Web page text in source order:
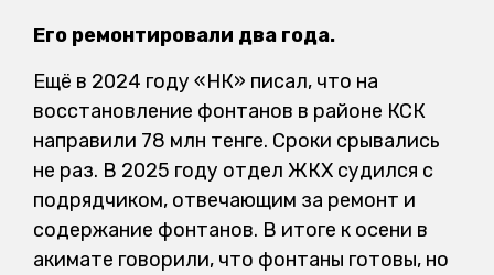
Его ремонтировали два года.
Ещё в 2024 году «НК» писал, что на
восстановление фонтанов в районе КСК
направили 78 млн тенге. Сроки срывались
не раз. В 2025 году отдел ЖКХ судился с
подрядчиком, отвечающим за ремонт и
содержание фонтанов. В итоге к осени в
акимате говорили, что фонтаны готовы, но